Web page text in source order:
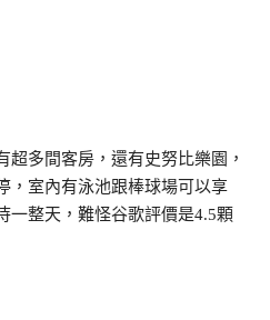
超多間客房，還有史努比樂園，
，室內有泳池跟棒球場可以享
一整天，難怪谷歌評價是4.5顆